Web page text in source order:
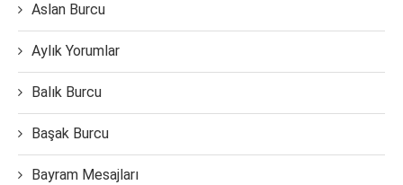
Aslan Burcu
Aylık Yorumlar
Balık Burcu
Başak Burcu
Bayram Mesajları